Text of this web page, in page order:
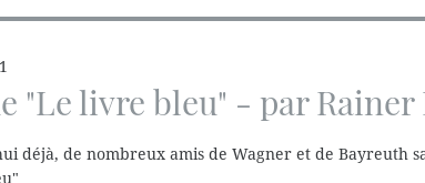
"Le livre bleu" - par Rainer
déjà, de nombreux amis de Wagner et de Bayreuth